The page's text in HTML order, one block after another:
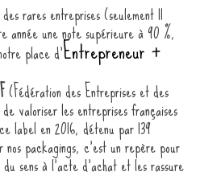
rares entreprises (seulement 11
année une note supérieure à 90 %,
place d’Entrepreneur +
(Fédération des Entreprises et des
valoriser les entreprises françaises
label en 2016, détenu par 139
packagings, c’est un repère pour
sens à l’acte d’achat et les rassure